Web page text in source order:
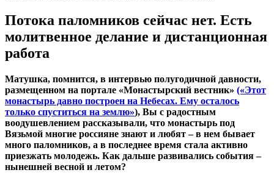
Потока паломников сейчас нет. Есть
молитвенное делание и дистанционная
работа
Матушка, помнится, в интервью полугодичной давности,
размещенном на портале «Монастырский вестник» («Этот
монастырь давно построен на Небесах. Ему осталось
только спуститься на землю»), Вы с радостным
воодушевлением рассказывали, что монастырь под
Вязьмой многие россияне знают и любят – в нем бывает
много паломников, а в последнее время стала активно
приезжать молодежь. Как дальше развивались события –
нынешней весной и летом?